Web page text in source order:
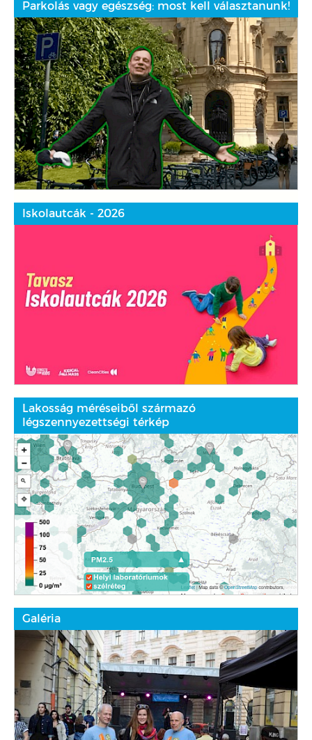
Parkolás vagy egészség: most kell választanunk!
Iskolautcák - 2026
Lakosság méréseiből származó
légszennyezettségi térkép
Galéria